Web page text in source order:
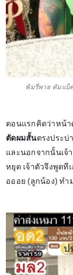
พิมรี่พาย คัมแบ็
ตอนแรกคิดว่าหน้า
ตัดผมสั้นตรงประบ่
และนอกจากนั้นเจ้
หยุด เจ้าตัวจึงพูดที
อออย (ลูกน้อง) ทำ